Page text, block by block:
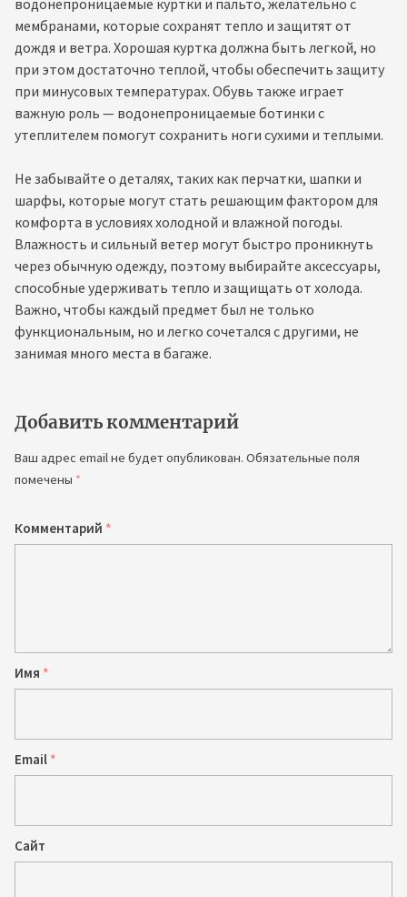
водонепроницаемые куртки и пальто, желательно с
мембранами, которые сохранят тепло и защитят от
дождя и ветра. Хорошая куртка должна быть легкой, но
при этом достаточно теплой, чтобы обеспечить защиту
при минусовых температурах. Обувь также играет
важную роль — водонепроницаемые ботинки с
утеплителем помогут сохранить ноги сухими и теплыми.
Не забывайте о деталях, таких как перчатки, шапки и
шарфы, которые могут стать решающим фактором для
комфорта в условиях холодной и влажной погоды.
Влажность и сильный ветер могут быстро проникнуть
через обычную одежду, поэтому выбирайте аксессуары,
способные удерживать тепло и защищать от холода.
Важно, чтобы каждый предмет был не только
функциональным, но и легко сочетался с другими, не
занимая много места в багаже.
Добавить комментарий
Ваш адрес email не будет опубликован. Обязательные поля
помечены *
Комментарий *
Имя *
Email *
Сайт